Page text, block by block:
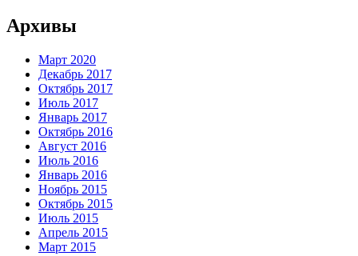
Архивы
Март 2020
Декабрь 2017
Октябрь 2017
Июль 2017
Январь 2017
Октябрь 2016
Август 2016
Июль 2016
Январь 2016
Ноябрь 2015
Октябрь 2015
Июль 2015
Апрель 2015
Март 2015